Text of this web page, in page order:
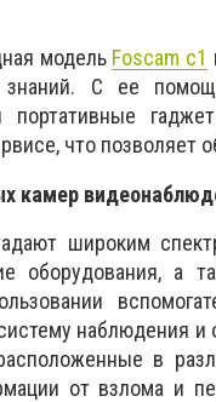
модель Foscam c1
С ее
портативные
что позволяет
камер
широким
оборудования, а
наблюдения и
в
от взлома и